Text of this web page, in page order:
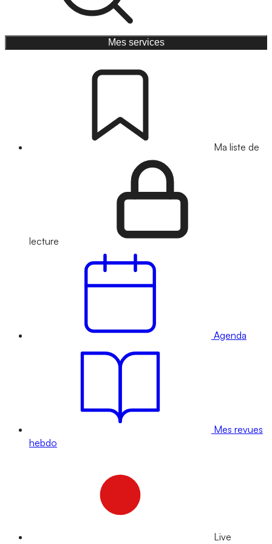
Mes services
Ma liste de
lecture
Agenda
Mes revues
hebdo
Live